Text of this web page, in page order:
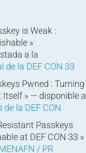
is Weak :
»
a la
la DEF CON 33
Pwned : Turning
» — disponible al
la DEF CON
Passkeys
at DEF CON 33 »
/ PR